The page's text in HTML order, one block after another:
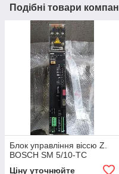
Подібні товари
Блок управління віссю Z.
BOSCH SM 5/10-TC
Ціну уточнюйте